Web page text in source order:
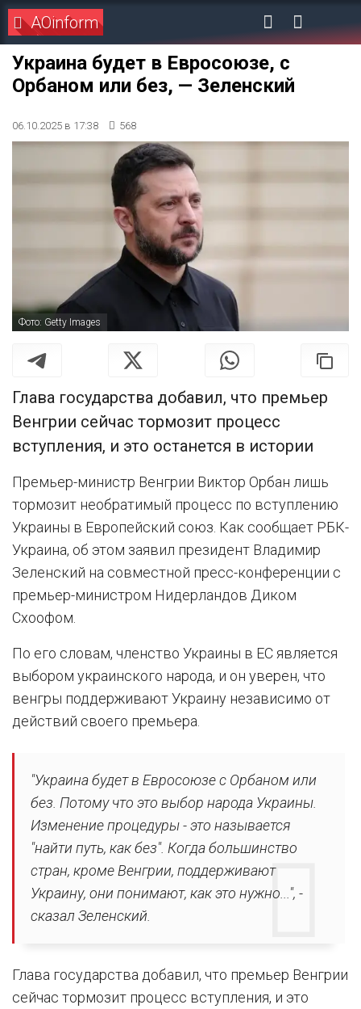
AOinform
Украина будет в Евросоюзе, с
Орбаном или без, — Зеленский
06.10.2025 в 17:38 568
Фото: Getty Images
Глава государства добавил, что премьер
Венгрии сейчас тормозит процесс
вступления, и это останется в истории
Премьер-министр Венгрии Виктор Орбан лишь
тормозит необратимый процесс по вступлению
Украины в Европейский союз. Как сообщает РБК-
Украина, об этом заявил президент Владимир
Зеленский на совместной пресс-конференции с
премьер-министром Нидерландов Диком
Схоофом.
По его словам, членство Украины в ЕС является
выбором украинского народа, и он уверен, что
венгры поддерживают Украину независимо от
действий своего премьера.
"Украина будет в Евросоюзе с Орбаном или
без. Потому что это выбор народа Украины.
Изменение процедуры - это называется
"найти путь, как без". Когда большинство
стран, кроме Венгрии, поддерживают
Украину, они понимают, как это нужно...", -
сказал Зеленский.
Глава государства добавил, что премьер Венгрии
сейчас тормозит процесс вступления, и это